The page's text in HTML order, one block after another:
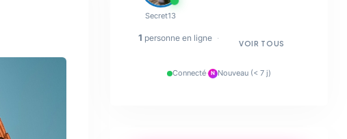
Secret13
1 personne en ligne ·
VOIR TOUS
Connecté· N Nouveau (< 7 j)
❤️‍🔥